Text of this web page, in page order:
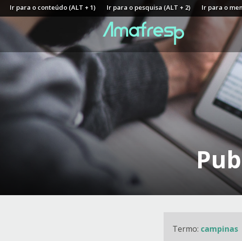
Ir para o conteúdo (ALT + 1) Ir para o pesquisa (ALT + 2) Ir para o
Termo: campinas